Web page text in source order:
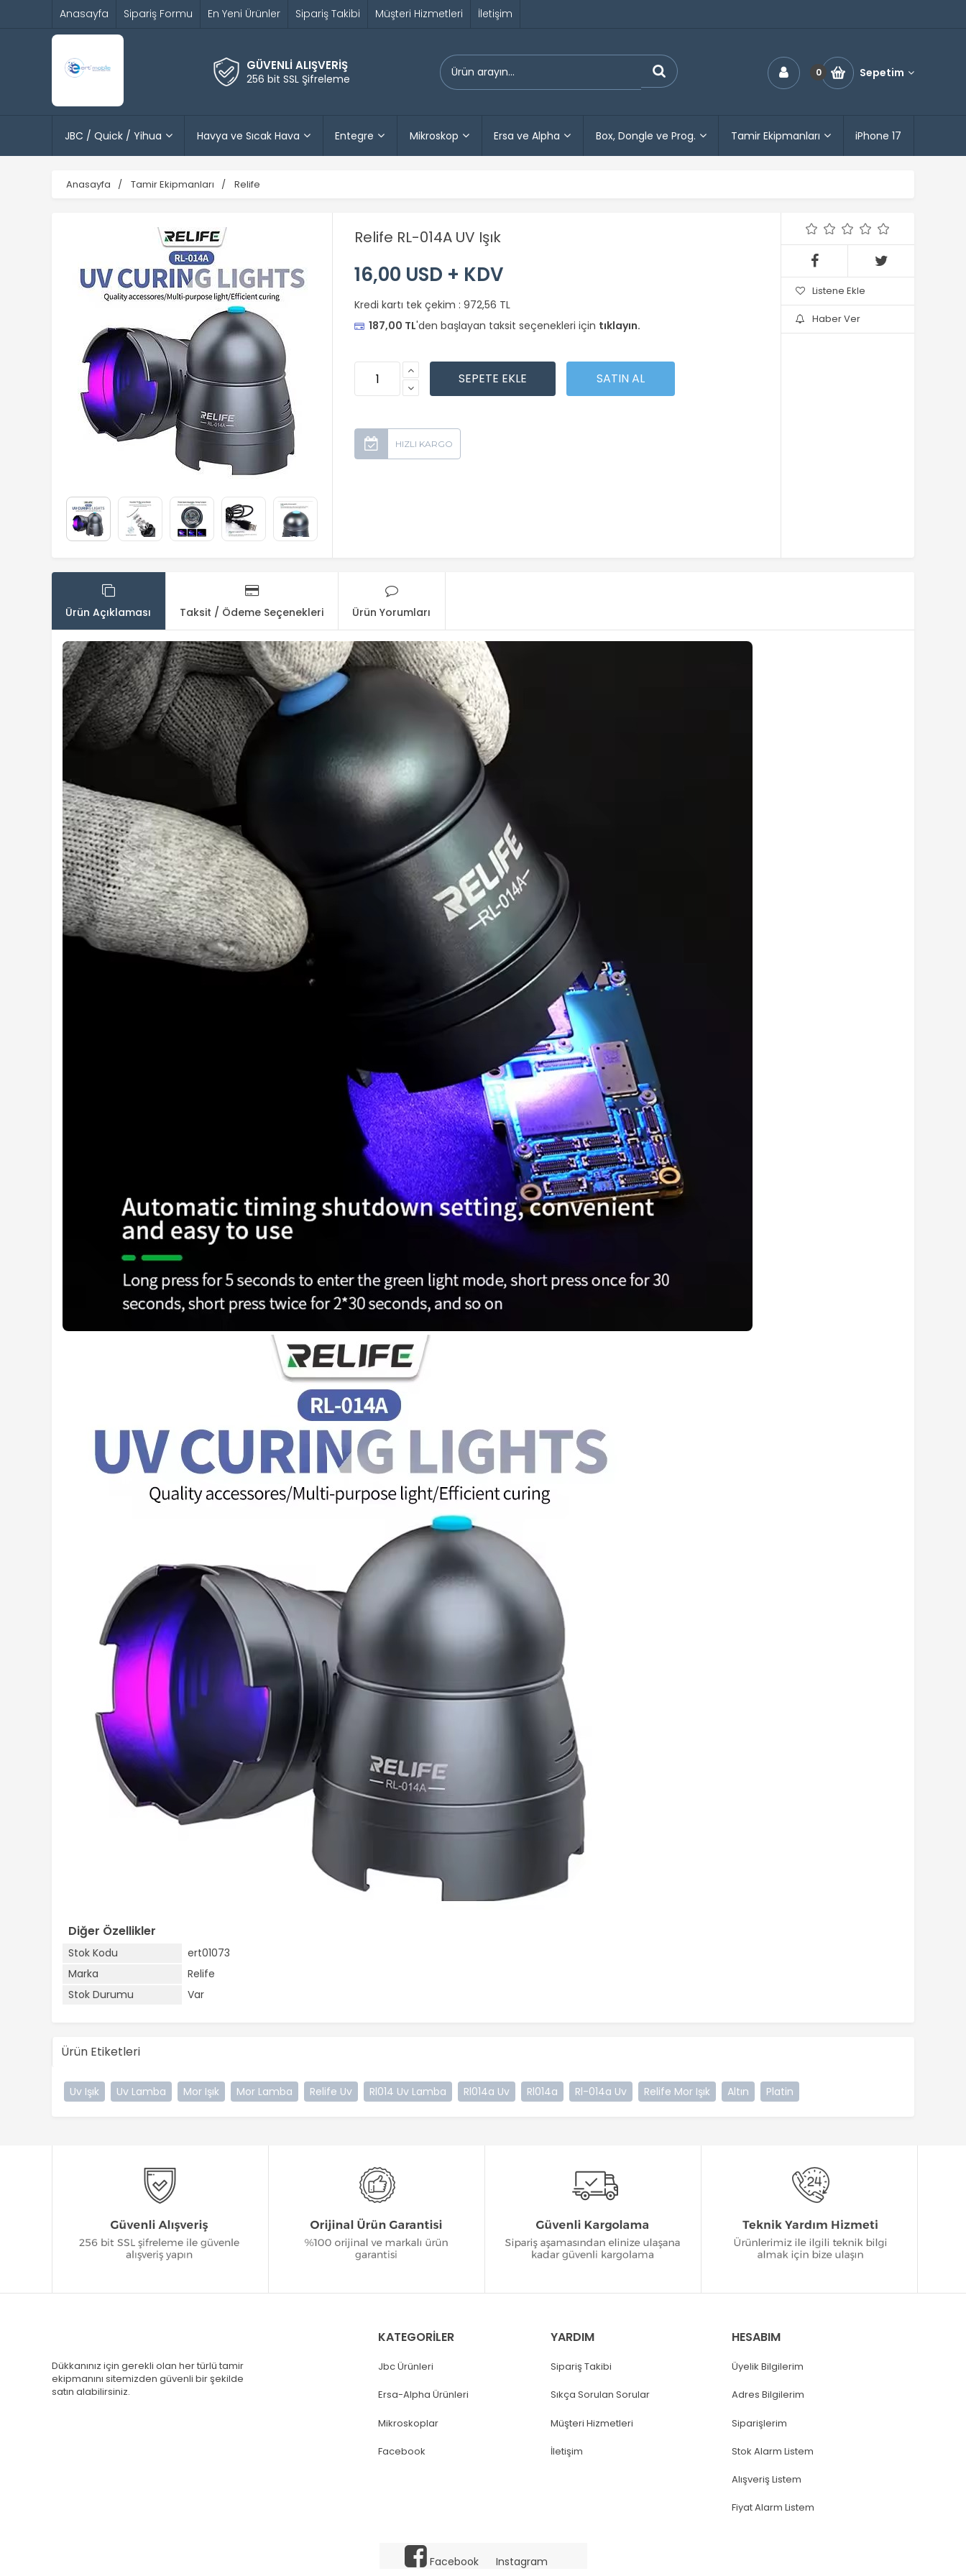
Anasayfa Sipariş Formu En Yeni Ürünler Sipariş Takibi Müşteri Hizmetleri İletişim
GÜVENLİ ALIŞVERİŞ
256 bit SSL Şifreleme 0 Sepetim
JBC / Quick / Yihua Havya ve Sıcak Hava Entegre Mikroskop Ersa ve Alpha Box, Dongle ve Prog. Tamir Ekipmanları iPhone 17
Anasayfa Tamir Ekipmanları Relife
Relife RL-014A UV Işık
16,00 USD + KDV
Kredi kartı tek çekim : 972,56 TL
187,00 TL'den başlayan taksit seçenekleri için tıklayın.
Listene Ekle
Haber Ver
Ürün Açıklaması Taksit / Ödeme Seçenekleri Ürün Yorumları
Diğer Özellikler
Stok Kodu
ert01073
Marka
Relife
Stok Durumu
Var
Ürün Etiketleri
Uv Işık Uv Lamba Mor Işık Mor Lamba Relife Uv Rl014 Uv Lamba Rl014a Uv Rl014a Rl-014a Uv Relife Mor Işık Altın Platin
Dükkanınız için gerekli olan her türlü tamir
ekipmanını sitemizden güvenli bir şekilde
satın alabilirsiniz.
KATEGORİLER
Jbc Ürünleri
Ersa-Alpha Ürünleri
Mikroskoplar
Facebook
YARDIM
Sipariş Takibi
Sıkça Sorulan Sorular
Müşteri Hizmetleri
İletişim
HESABIM
Üyelik Bilgilerim
Adres Bilgilerim
Siparişlerim
Stok Alarm Listem
Alışveriş Listem
Fiyat Alarm Listem
Facebook Instagram